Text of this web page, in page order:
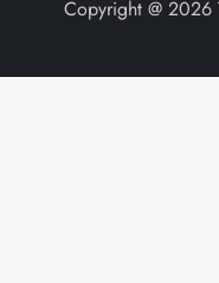
Copyright @ 2026